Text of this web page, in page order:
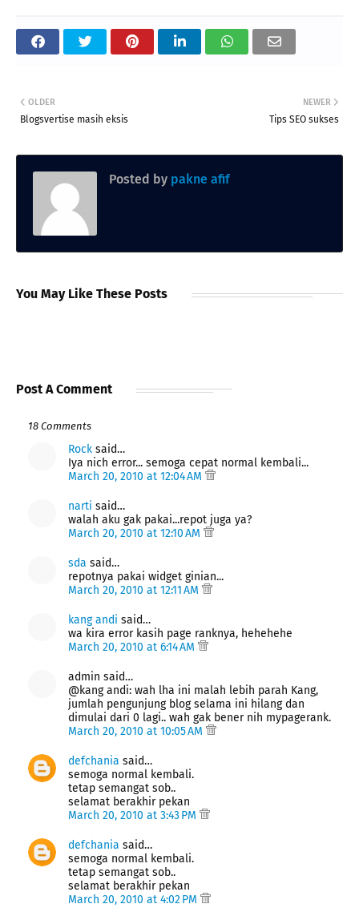
NEWER
Tips SEO sukses
OLDER
Blogsvertise masih eksis
Posted by pakne afif
You May Like These Posts
Post A Comment
18 Comments
Rock said…
Iya nich error... semoga cepat normal kembali...
March 20, 2010 at 12:04 AM
narti said…
walah aku gak pakai...repot juga ya?
March 20, 2010 at 12:10 AM
sda said…
repotnya pakai widget ginian...
March 20, 2010 at 12:11 AM
kang andi said…
wa kira error kasih page ranknya, hehehehe
March 20, 2010 at 6:14 AM
admin said…
@kang andi: wah lha ini malah lebih parah Kang,
jumlah pengunjung blog selama ini hilang dan
dimulai dari 0 lagi.. wah gak bener nih mypagerank.
March 20, 2010 at 10:05 AM
defchania said…
semoga normal kembali.
tetap semangat sob..
selamat berakhir pekan
March 20, 2010 at 3:43 PM
defchania said…
semoga normal kembali.
tetap semangat sob..
selamat berakhir pekan
March 20, 2010 at 4:02 PM